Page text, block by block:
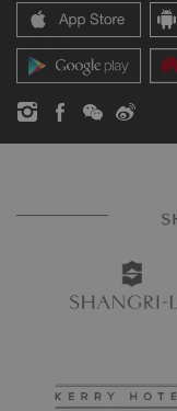
レジデンス
お問い合わせ
ニュース